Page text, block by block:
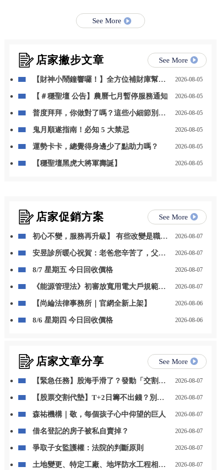
See More
店家撇步文章 See More
【財神小鬧鐘響囉！】全方位補財庫幫你
2026-08-05
【＃穩聖壇 公告】農曆七月暫停服務通知 2026-08-05
普度拜拜，你做對了嗎？這些小細節別忽
2026-08-05
鬼月順遂指南！必知 5 大禁忌 2026-08-05
運勢卡卡，總覺得身邊少了點助力嗎？ 2026-08-05
【穩聖壇黑虎大將軍壽誕】 2026-08-05
店家促銷方案 See More
初心不變，服務再升級】 有些改變是職位
年 8 月 1 日起，我正式接任尚立汽車北台
2026-08-07
安昱診所暖心祝賀：老爸您辛苦了，父親
2026-08-07
8/7 星期五 今日回收價格 2026-08-07
《能源管理法》初審放寬用電大戶規範，
2026-08-07
【尚綸法律事務所｜官網全新上架】 2026-08-06
8/6 星期四 今日回收價格 2026-08-06
店家文章分享 See More
【緊急任務】股海手滑了？發動「交割救
2026-08-07
【股票交割代墊】T+2日籌不出錢？別
2026-08-07
森祐機構｜敬，每個孩子心中仰望的巨人 2026-08-07
借名登記的房子被私自賣掉？ 2026-08-07
爭取子女監護權：法院的判斷原則 2026-08-07
土地變更、特定工廠、地坪防水工程相關
2026-08-07